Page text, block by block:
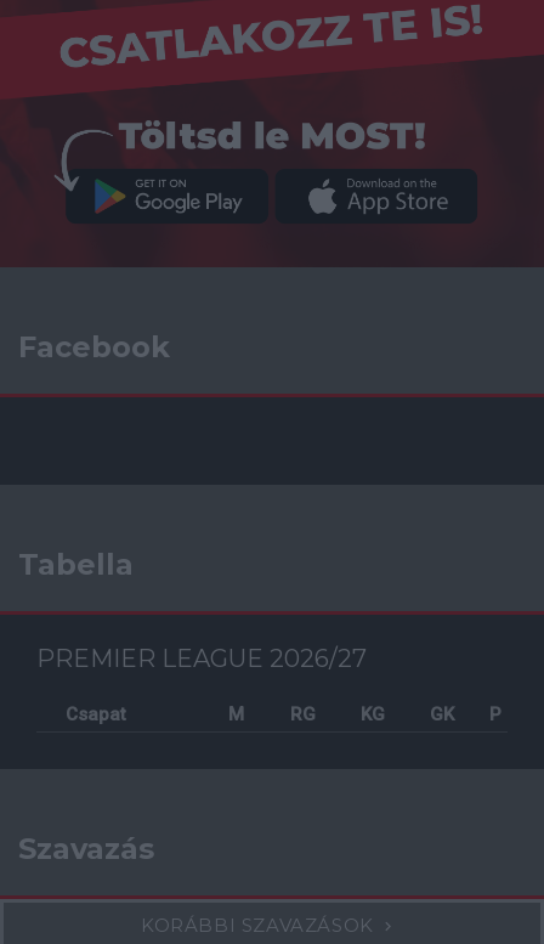
Facebook
Tabella
PREMIER LEAGUE 2026/27
Csapat M RG KG GK P
Szavazás
KORÁBBI SZAVAZÁSOK